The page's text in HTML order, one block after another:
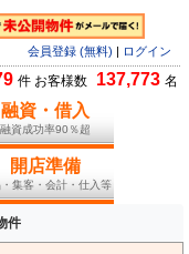
会員登録 (無料) ログイン
件 お客様数 137,773 名
融資・借入
融資成功率90％超
開店準備
集客・会計・仕入等
件